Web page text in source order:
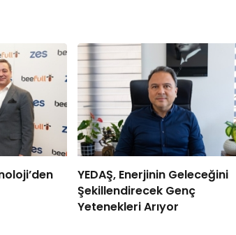
YEDAŞ, Enerjinin Geleceğini
Şekillendirecek Genç
Yetenekleri Arıyor